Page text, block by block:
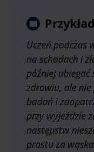
Przykład
Uczeń podczas
na schodach i
później ubiegać
zdrowiu, ale nie
badań i
przy wyjeździe
następstw
prostu za